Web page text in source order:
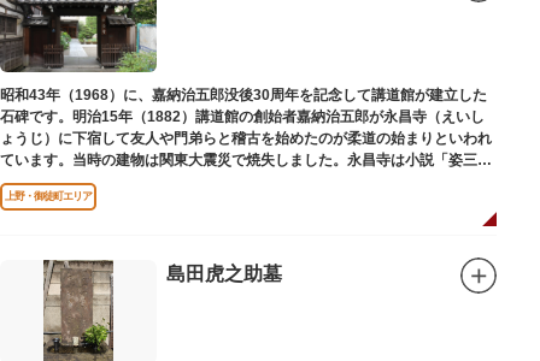
昭和43年（1968）に、嘉納治五郎没後30周年を記念して講道館が建立した
石碑です。明治15年（1882）講道館の創始者嘉納治五郎が永昌寺（えいし
ょうじ）に下宿して友人や門弟らと稽古を始めたのが柔道の始まりといわれ
ています。当時の建物は関東大震災で焼失しました。永昌寺は小説「姿三四
郎」に登場する隆昌寺のモデルでもあります。
上野・御徒町エリア
島田虎之助墓